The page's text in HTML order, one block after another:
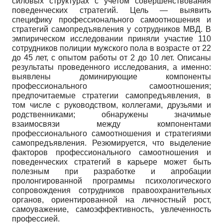
поведенческих стратегий. Цель — выявить
специфику профессионального самоотношения и
стратегий самопредъявления у сотрудников МВД. В
эмпирическом исследовании приняли участие 110
сотрудников полиции мужского пола в возрасте от 22
до 45 лет, с опытом работы от 2 до 10 лет. Описаны
результаты проведенного исследования, а именно:
выявлены доминирующие компоненты
профессионального самоотношения;
предпочитаемые стратегии самопредъявления, в
том числе с руководством, коллегами, друзьями и
родственниками; обнаружены значимые
взаимосвязи между компонентами
профессионального самоотношения и стратегиями
самопредъявления. Резюмируется, что выделение
факторов профессионального самоотношения и
поведенческих стратегий в карьере может быть
полезным при разработке и апробации
пролонгированной программы психологического
сопровождения сотрудников правоохранительных
органов, ориентированной на личностный рост,
самоуважение, самоэффективность, увлеченность
профессией.